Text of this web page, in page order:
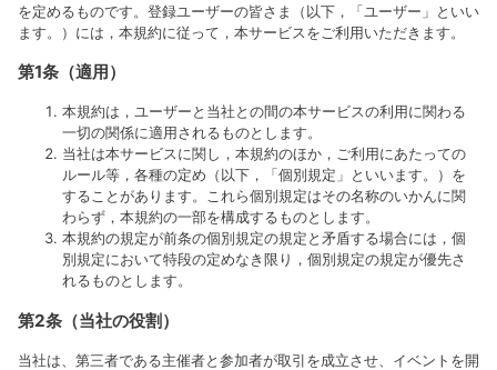
を定めるものです。登録ユーザーの皆さま（以下，「ユーザー」といい
ます。）には，本規約に従って，本サービスをご利用いただきます。
第1条（適用）
本規約は，ユーザーと当社との間の本サービスの利用に関わる
一切の関係に適用されるものとします。
当社は本サービスに関し，本規約のほか，ご利用にあたっての
ルール等，各種の定め（以下，「個別規定」といいます。）を
することがあります。これら個別規定はその名称のいかんに関
わらず，本規約の一部を構成するものとします。
本規約の規定が前条の個別規定の規定と矛盾する場合には，個
別規定において特段の定めなき限り，個別規定の規定が優先さ
れるものとします。
第2条（当社の役割）
当社は、第三者である主催者と参加者が取引を成立させ、イベントを開